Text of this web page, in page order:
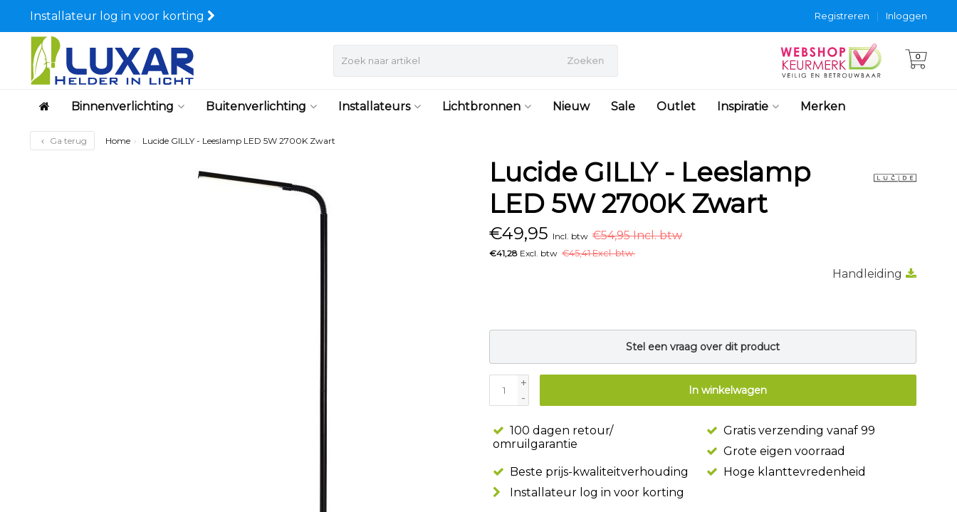
Installateur log in voor korting Inloggen
|
Registreren
Zoeken 0
Binnenverlichting Buitenverlichting Installateurs Lichtbronnen Nieuw Sale Outlet Inspiratie Merken
Ga terug Home Lucide GILLY - Leeslamp LED 5W 2700K Zwart
Lucide GILLY - Leeslamp
LED 5W 2700K Zwart
€49,95 Incl. btw €54,95 Incl. btw
€41,28 Excl. btw €45,41 Excl. btw.
Handleiding
Stel een vraag over dit product
+
-
In winkelwagen
100 dagen retour/
omruilgarantie
Gratis verzending vanaf 99
Grote eigen voorraad
Beste prijs-kwaliteitverhouding
Hoge klanttevredenheid
Installateur log in voor korting